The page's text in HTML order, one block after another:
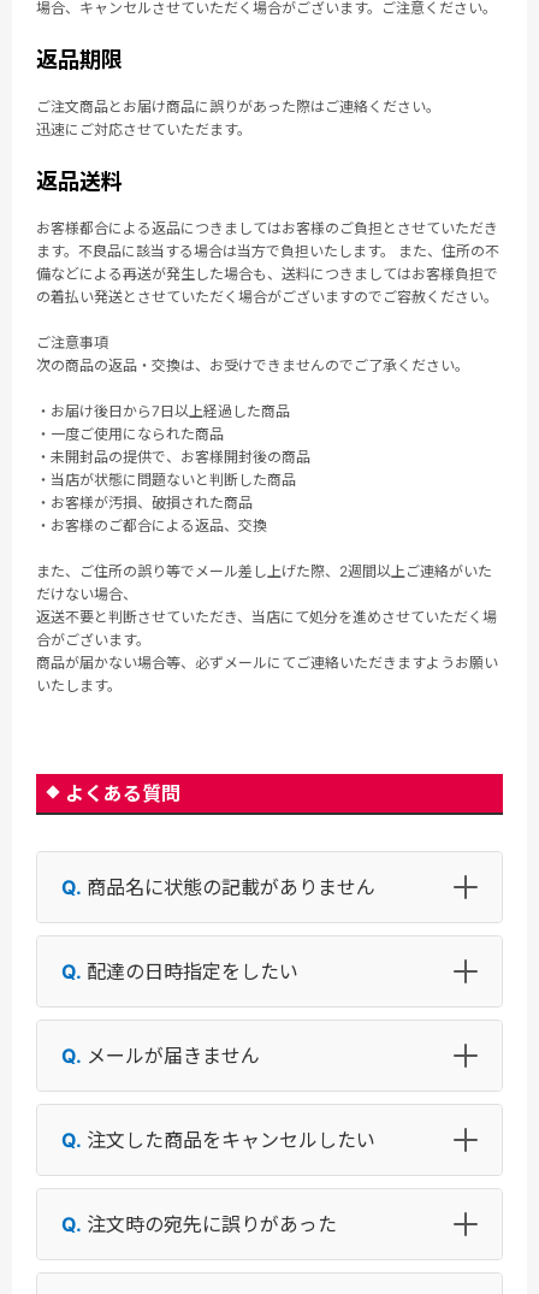
場合、キャンセルさせていただく場合がございます。ご注意ください。
返品期限
ご注文商品とお届け商品に誤りがあった際はご連絡ください。
迅速にご対応させていただます。
返品送料
お客様都合による返品につきましてはお客様のご負担とさせていただき
ます。不良品に該当する場合は当方で負担いたします。 また、住所の不
備などによる再送が発生した場合も、送料につきましてはお客様負担で
の着払い発送とさせていただく場合がございますのでご容赦ください。
ご注意事項
次の商品の返品・交換は、お受けできませんのでご了承ください。
・お届け後日から7日以上経過した商品
・一度ご使用になられた商品
・未開封品の提供で、お客様開封後の商品
・当店が状態に問題ないと判断した商品
・お客様が汚損、破損された商品
・お客様のご都合による返品、交換
また、ご住所の誤り等でメール差し上げた際、2週間以上ご連絡がいた
だけない場合、
返送不要と判断させていただき、当店にて処分を進めさせていただく場
合がございます。
商品が届かない場合等、必ずメールにてご連絡いただきますようお願い
いたします。
よくある質問
商品名に状態の記載がありません
配達の日時指定をしたい
メールが届きません
注文した商品をキャンセルしたい
注文時の宛先に誤りがあった